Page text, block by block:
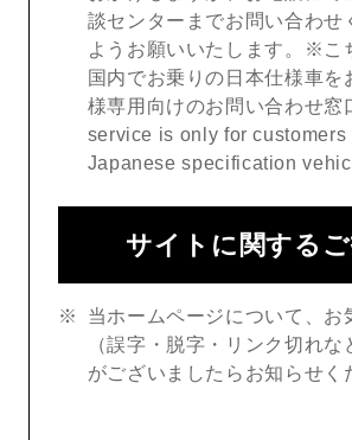
談センターまでお問い合わせ
ようお願いいたします。※こ
国内でお乗りの日本仕様車を
様専用向けのお問い合わせ窓
service is only for customers
Japanese specification
サイトに関する
当ホームページについて、お
（誤字・脱字・リンク切れな
がございましたらお知らせく